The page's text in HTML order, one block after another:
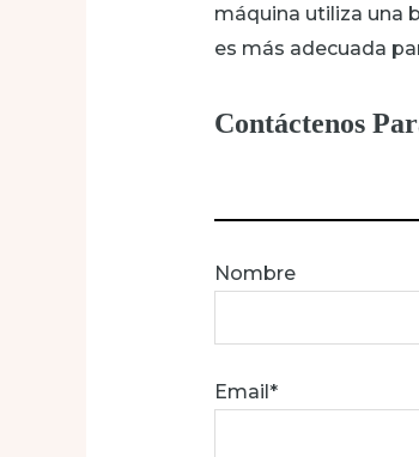
máquina utiliza una
es más adecuada
Contáctenos
Nombre
Email*